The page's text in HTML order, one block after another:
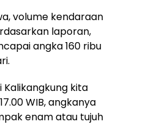
volume kendaraan
laporan,
angka 160 ribu
kita
WIB, angkanya
enam atau tujuh